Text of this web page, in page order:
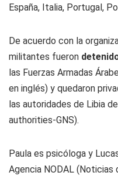
España, Italia, Portugal,
De acuerdo con la
militantes fueron
las Fuerzas Armadas
en inglés) y quedaron
las autoridades de Libia
authorities-GNS).
Paula es psicóloga y
Agencia NODAL (Noticias